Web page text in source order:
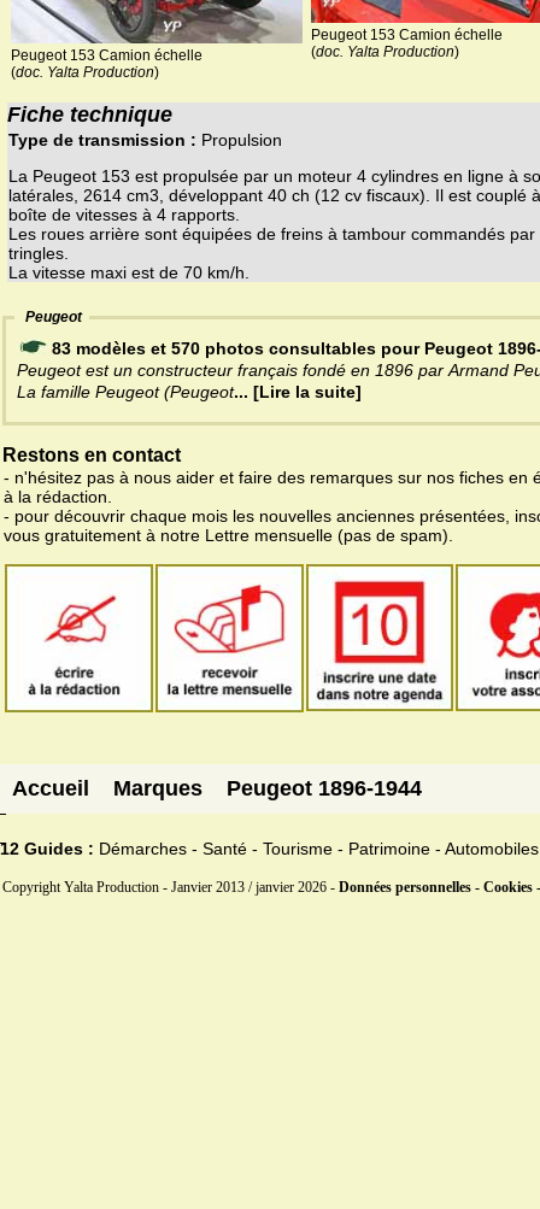
Peugeot 153 Camion échelle
(doc. Yalta Production)
Peugeot 153 Camion échelle
(doc. Yalta Production)
Fiche technique
Type de transmission : Propulsion
La Peugeot 153 est propulsée par un moteur 4 cylindres en ligne à
latérales, 2614 cm3, développant 40 ch (12 cv fiscaux). Il est couplé
boîte de vitesses à 4 rapports.
Les roues arrière sont équipées de freins à tambour commandés par
tringles.
La vitesse maxi est de 70 km/h.
Peugeot
83 modèles et 570 photos consultables pour Peugeot
Peugeot est un constructeur français fondé en 1896 par Armand
La famille Peugeot (Peugeot... [Lire la suite]
Restons en contact
- n'hésitez pas à nous aider et faire des remarques sur nos fiches en
à la rédaction.
- pour découvrir chaque mois les nouvelles anciennes présentées,
vous gratuitement à notre Lettre mensuelle (pas de spam).
Accueil Marques Peugeot 1896-1944
12 Guides : Démarches - Santé - Tourisme - Patrimoine - Automobiles
Copyright Yalta Production - Janvier 2013 / janvier 2026 - Données personnelles - Cookies